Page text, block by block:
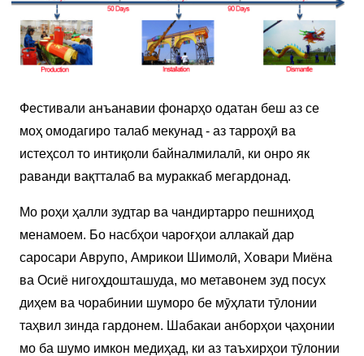
Фестивали анъанавии фонарҳо одатан беш аз се
моҳ омодагиро талаб мекунад - аз тарроҳӣ ва
истеҳсол то интиқоли байналмилалӣ, ки онро як
раванди вақтталаб ва мураккаб мегардонад.
Мо роҳи ҳалли зудтар ва чандиртарро пешниҳод
менамоем. Бо насбҳои чароғҳои аллакай дар
саросари Аврупо, Амрикои Шимолӣ, Ховари Миёна
ва Осиё нигоҳдошташуда, мо метавонем зуд посух
диҳем ва чорабинии шуморо бе мӯҳлати тӯлонии
таҳвил зинда гардонем. Шабакаи анборҳои ҷаҳонии
мо ба шумо имкон медиҳад, ки аз таъхирҳои тӯлонии